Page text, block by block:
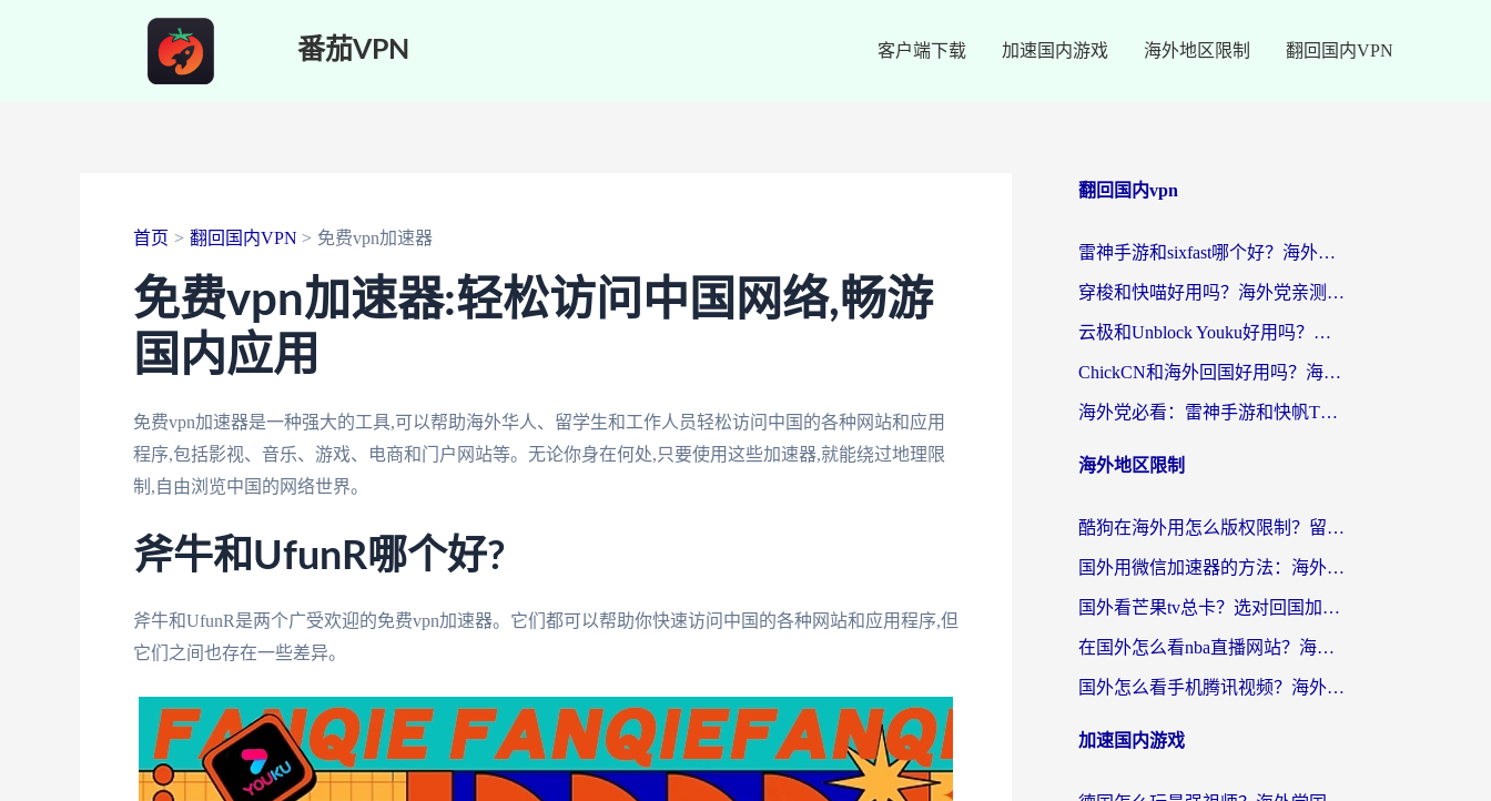
番茄VPN 客户端下载 加速国内游戏 海外地区限制 翻回国内VPN
首页 翻回国内VPN 免费vpn加速器
免费vpn加速器:轻松访问中国网络,畅游
国内应用
免费vpn加速器是一种强大的工具,可以帮助海外华人、留学生和工作人员轻松访问中国的各种网站和应用
程序,包括影视、音乐、游戏、电商和门户网站等。无论你身在何处,只要使用这些加速器,就能绕过地理限
制,自由浏览中国的网络世界。
斧牛和UfunR哪个好?
斧牛和UfunR是两个广受欢迎的免费vpn加速器。它们都可以帮助你快速访问中国的各种网站和应用程序,但
它们之间也存在一些差异。
翻回国内vpn
雷神手游和sixfast哪个好？海外党亲测3款回国加速器，教你选对不踩坑
穿梭和快喵好用吗？海外党亲测：小众加速器对比+番茄加速器深度体验
云极和Unblock Youku好用吗？海外党亲测+2026回国加速器避坑指南
ChickCN和海外回国好用吗？海外党2026亲测：从手游到影音，选对加速器的3个关键
海外党必看：雷神手游和快帆TV版好用吗？3步选对回国加速器不踩坑
海外地区限制
酷狗在海外用怎么版权限制？留学生亲测：3步解决听国内音乐难题
国外用微信加速器的方法：海外党无缝连接国内生活的实用指南
国外看芒果tv总卡？选对回国加速器，轻松追《浪姐》不费劲
在国外怎么看nba直播网站？海外党专属体育观赛指南，告别地区限制！
国外怎么看手机腾讯视频？海外党亲测有效的追剧加速器选择指南
加速国内游戏